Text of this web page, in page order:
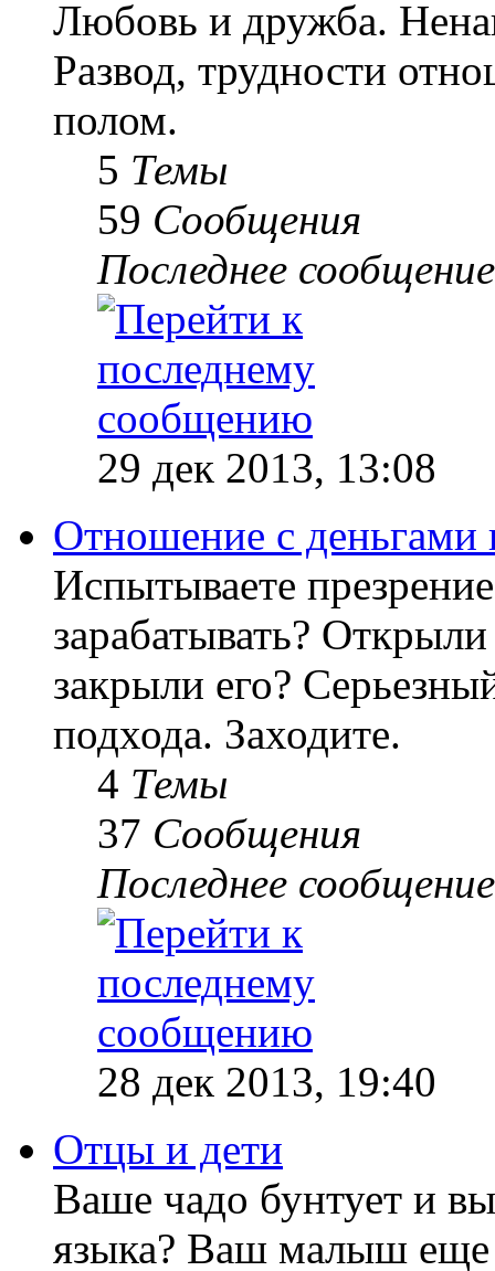
Любовь и дружба.
Развод, трудности
полом.
5 Темы
59 Сообщения
Последнее сообщение
29 дек 2013, 13:08
Отношение с деньгами
Испытываете
зарабатывать?
закрыли его?
подхода. Заходите.
4 Темы
37 Сообщения
Последнее сообщение
28 дек 2013, 19:40
Отцы и дети
Ваше чадо бунтует и
языка? Ваш малыш еще